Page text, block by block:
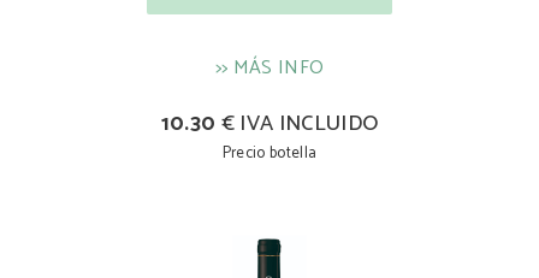
>> MÁS INFO
10.30 € IVA INCLUIDO
Precio botella